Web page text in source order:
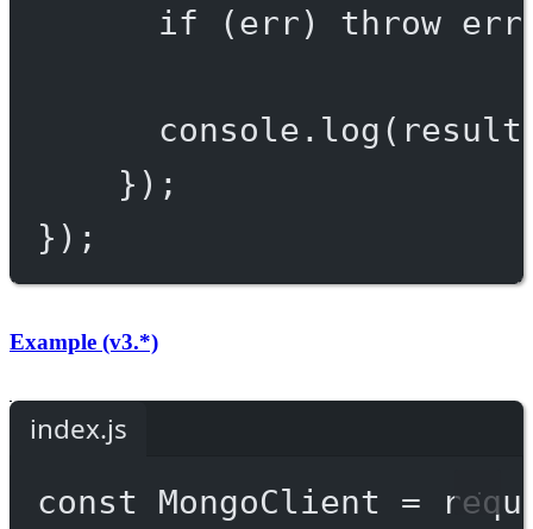
if (err) throw
console. log
});
});
Example (v3.*)
index.js
const MongoClient =